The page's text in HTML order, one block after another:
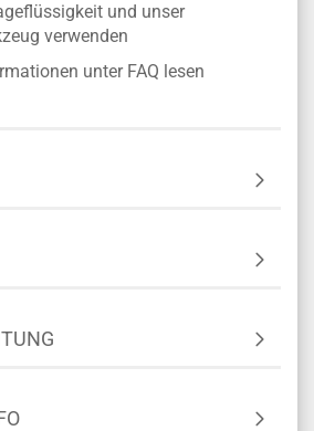
und unser
verwenden
unter FAQ lesen